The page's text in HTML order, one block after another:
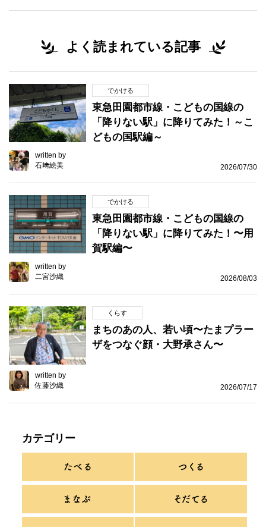
よく読まれている記事
でかける
東急田園都市線・こどもの国線の
「降りない駅」に降りてみた！～こ
どもの国駅編～
written by
石﨑絵美
2026/07/30
でかける
東急田園都市線・こどもの国線の
「降りない駅」に降りてみた！〜用
賀駅編〜
written by
二宮沙織
2026/08/03
くらす
まちのあの人、若い頃〜たまプラー
ザをつなぐ顔・大野承さん〜
written by
佐藤沙織
2026/07/17
カテゴリー